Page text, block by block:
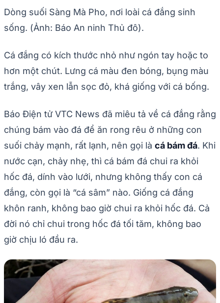
Dòng suối Sàng Mà Pho, nơi loài cá đắng sinh
sống. (Ảnh: Báo An ninh Thủ đô).
Cá đắng có kích thước nhỏ như ngón tay hoặc to
hơn một chút. Lưng cá màu đen bóng, bụng màu
trắng, vây xen lẫn sọc đỏ, khá giống với cá bống.
Báo Điện tử VTC News đã miêu tả về cá đắng rằng
chúng bám vào đá để ăn rong rêu ở những con
suối chảy mạnh, rất lạnh, nên gọi là cá bám đá. Khi
nước cạn, chảy nhẹ, thì cá bám đá chui ra khỏi
hốc đá, dính vào lưới, nhưng không thấy con cá
đắng, còn gọi là “cá sâm” nào. Giống cá đắng
khôn ranh, không bao giờ chui ra khỏi hốc đá. Cả
đời nó chỉ chui trong hốc đá tối tăm, không bao
giờ chịu ló đầu ra.